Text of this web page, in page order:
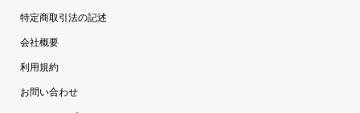
特定商取引法の記述
会社概要
利用規約
お問い合わせ